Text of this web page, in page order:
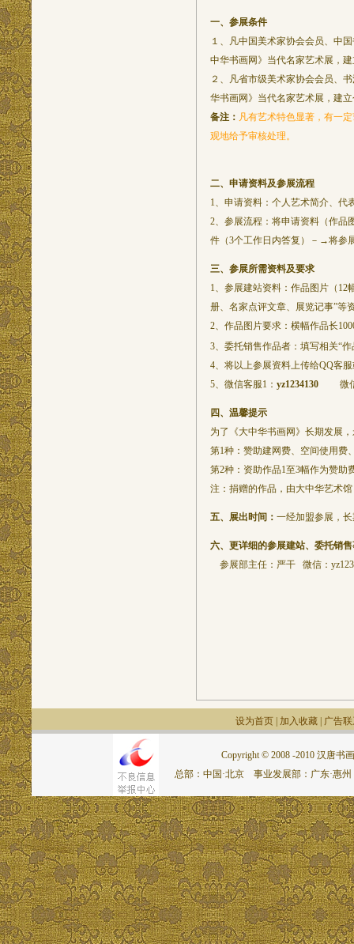
一、参展条件
１、凡中国美术家协会会员、中
中华书画网》当代名家艺术展，
２、凡省市级美术家协会会员、
华书画网》当代名家艺术展，建
备注： 凡有艺术特色显著，有一
观地给予审核处理。
二、申请资料及参展流程
1、申请资料：个人艺术简介、代
2、参展流程： 将申请资料（作品
件（3个工作日内答复）－→将参
三、参展所需资料及要求
1、 参展建站资料：作品图片（12
册、名家点评文章、展览记事”等
2、 作品图片要求：横幅作品长
3、委托销售作品者：填写相关“
4、 将以上参展资料上传给QQ客
5、微信客服1： yz1234130 微信
四、温馨提示
为了《大中华书画网》长期发展
第1种：赞助建网费、空间使用费
第2种：资助作品1至3幅作为赞助
注：捐赠的作品，由大中华艺术
五、展出时间： 一经加盟参展，
六、 更详细的参展建站、委托销
参展部主任：严干 微信：
设为首页 加入收藏 广告
Copyright © 2008 -2010 汉唐书
总部：中国·北京 事业发展部：广东·惠